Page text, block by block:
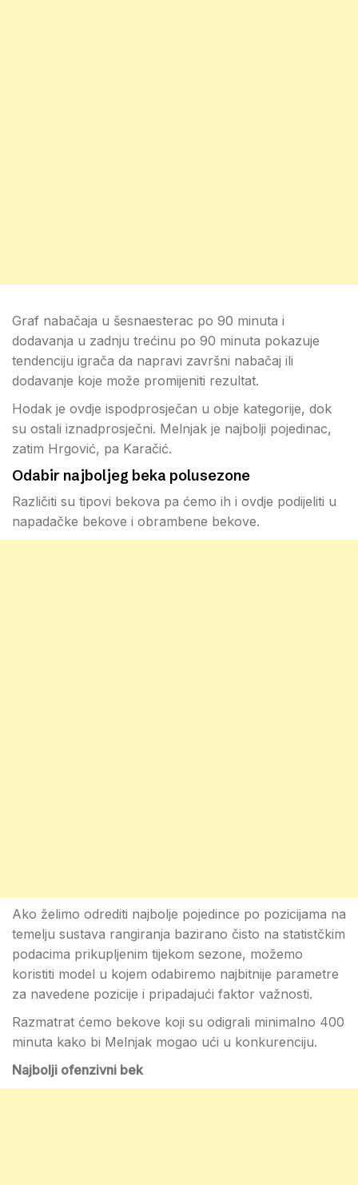
Graf nabačaja u šesnaesterac po 90 minuta i
dodavanja u zadnju trećinu po 90 minuta pokazuje
tendenciju igrača da napravi završni nabačaj ili
dodavanje koje može promijeniti rezultat.
Hodak je ovdje ispodprosječan u obje kategorije, dok
su ostali iznadprosječni. Melnjak je najbolji pojedinac,
zatim Hrgović, pa Karačić.
Odabir najboljeg beka polusezone
Različiti su tipovi bekova pa ćemo ih i ovdje podijeliti u
napadačke bekove i obrambene bekove.
Ako želimo odrediti najbolje pojedince po pozicijama na
temelju sustava rangiranja bazirano čisto na statistčkim
podacima prikupljenim tijekom sezone, možemo
koristiti model u kojem odabiremo najbitnije parametre
za navedene pozicije i pripadajući faktor važnosti.
Razmatrat ćemo bekove koji su odigrali minimalno 400
minuta kako bi Melnjak mogao ući u konkurenciju.
Najbolji ofenzivni bek